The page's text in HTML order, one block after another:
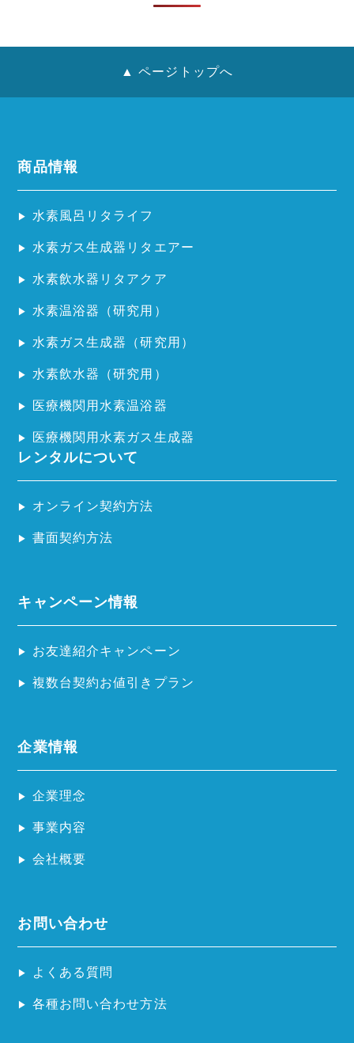
▲ ページトップへ
商品情報
水素風呂リタライフ
水素ガス生成器リタエアー
水素飲水器リタアクア
水素温浴器（研究用）
水素ガス生成器（研究用）
水素飲水器（研究用）
医療機関用水素温浴器
医療機関用水素ガス生成器
レンタルについて
オンライン契約方法
書面契約方法
キャンペーン情報
お友達紹介キャンペーン
複数台契約お値引きプラン
企業情報
企業理念
事業内容
会社概要
お問い合わせ
よくある質問
各種お問い合わせ方法